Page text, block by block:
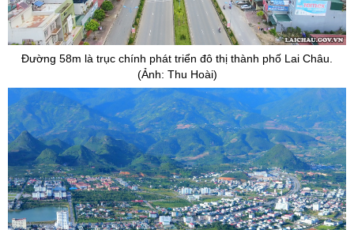
Đường 58m là trục chính phát triển đô thị thành phố Lai Châu.
(Ảnh: Thu Hoài)